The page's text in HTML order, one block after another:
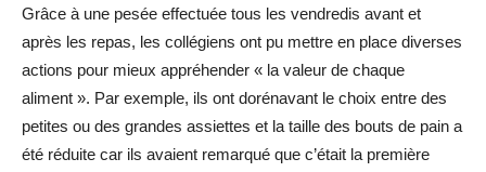
Grâce à une pesée effectuée tous les vendredis avant et
après les repas, les collégiens ont pu mettre en place diverses
actions pour mieux appréhender « la valeur de chaque
aliment ». Par exemple, ils ont dorénavant le choix entre des
petites ou des grandes assiettes et la taille des bouts de pain a
été réduite car ils avaient remarqué que c’était la première